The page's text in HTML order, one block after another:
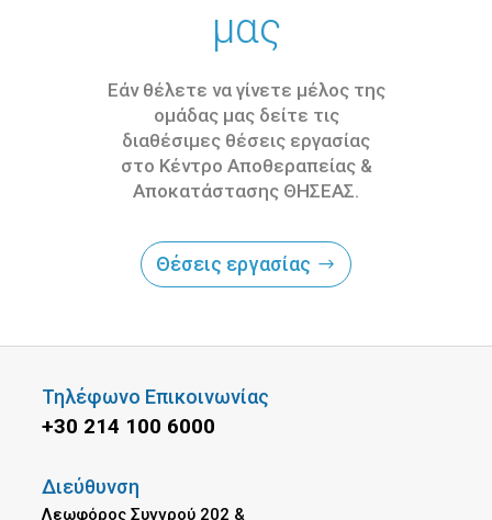
μας
Εάν θέλετε να γίνετε μέλος της
ομάδας μας δείτε τις
διαθέσιμες θέσεις εργασίας
στο Κέντρο Αποθεραπείας &
Αποκατάστασης ΘΗΣΕΑΣ.
Θέσεις εργασίας
Τηλέφωνο Επικοινωνίας
+30 214 100 6000
Διεύθυνση
Λεωφόρος Συγγρού 202 &